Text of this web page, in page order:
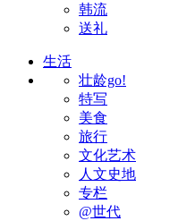
韩流
送礼
生活
壮龄go!
特写
美食
旅行
文化艺术
人文史地
专栏
@世代